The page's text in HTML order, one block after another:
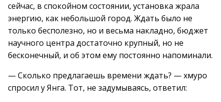
сейчас, в спокойном состоянии, установка жрала
энергию, как небольшой город. Ждать было не
только бесполезно, но и весьма накладно, бюджет
научного центра достаточно крупный, но не
бесконечный, и об этом ему постоянно напоминали.
— Сколько предлагаешь времени ждать? — хмуро
спросил у Янга. Тот, не задумываясь, ответил: